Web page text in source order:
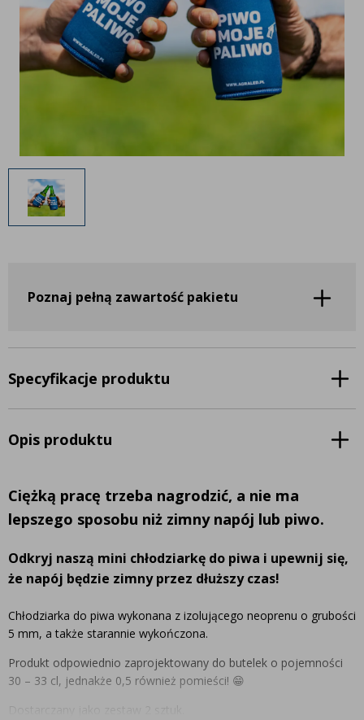
Często zadawane pytania
Kontakt
Bezpłatny projekt oświetlenia
AgraLED Blog
+48 81 884 70 94
info@agraled.pl
Inne akcesoria
Często zadawane pytania
Kontakt
Poznaj pełną zawartość pakietu
Specyfikacje produktu
Opis produktu
Ciężką pracę trzeba nagrodzić, a nie ma
lepszego sposobu niż zimny napój lub piwo.
Odkryj naszą mini chłodziarkę do piwa i upewnij się,
że napój będzie zimny przez dłuższy czas!
Chłodziarka do piwa wykonana z izolującego neoprenu o grubości
5 mm, a także starannie wykończona.
Produkt odpowiednio zaprojektowany do butelek o pojemności
30 – 33 cl, jednakże 0,5 również pomieści! 😁
Dostarczany jako zestaw 2 sztuk.